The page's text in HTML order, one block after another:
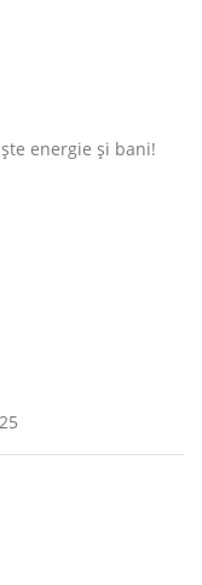
energie și bani!